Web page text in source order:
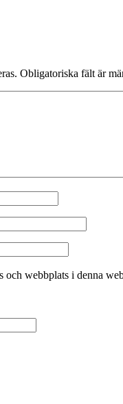
Obligatoriska fält är
och webbplats i denna